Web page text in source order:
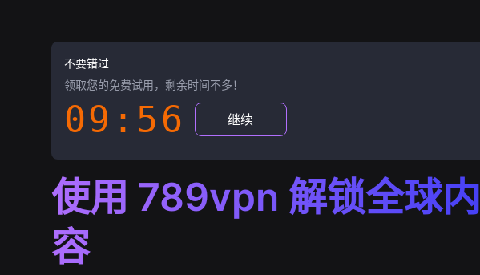
不要错过
领取您的免费试用，剩余时间不多！
09:55 继续
使用 789vpn 解锁全球内
容